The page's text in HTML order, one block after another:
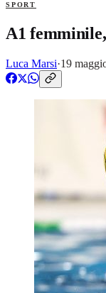
SPORT
A1
Luca Marsi·19